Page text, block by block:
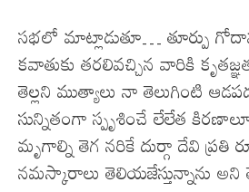
సభలో మాట్లాడుతూ… తూర్పు
కవాతుకు తరలివచ్చిన వారికి
తెల్లని ముత్యాలు నా తెలుగింటి
సున్నితంగా స్పృశించే లేలేత
మృగాల్ని తెగ నరికే దుర్గా దేవి ప్రతి
నమస్కారాలు తెలియజేస్తున్నాను అని